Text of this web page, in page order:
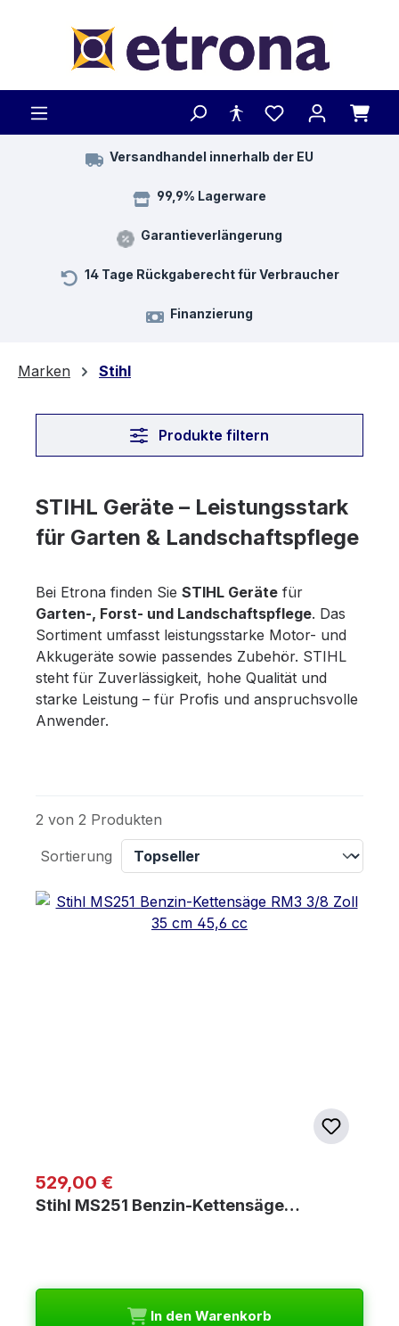
Versandhandel innerhalb der EU
99,9% Lagerware
Garantieverlängerung
14 Tage Rückgaberecht für Verbraucher
Finanzierung
Marken Stihl
Produkte filtern
STIHL Geräte – Leistungsstark
für Garten & Landschaftspflege
Bei Etrona finden Sie STIHL Geräte für
Garten-, Forst- und Landschaftspflege. Das
Sortiment umfasst leistungsstarke Motor- und
Akkugeräte sowie passendes Zubehör. STIHL
steht für Zuverlässigkeit, hohe Qualität und
starke Leistung – für Profis und anspruchsvolle
Anwender.
2 von 2 Produkten
Sortierung
Regulärer Preis:
529,00 €
Stihl MS251 Benzin-Kettensäge…
In den Warenkorb